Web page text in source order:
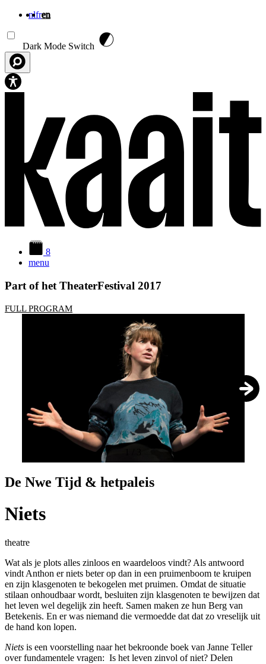
nlfren
Dark Mode Switch
8
menu
Part of het TheaterFestival 2017
FULL PROGRAM
De Nwe Tijd & hetpaleis
Niets
theatre
Wat als je plots alles zinloos en waardeloos vindt? Als antwoord
vindt Anthon er niets beter op dan in een pruimenboom te kruipen
en zijn klasgenoten te bekogelen met pruimen. Omdat de situatie
stilaan onhoudbaar wordt, besluiten zijn klasgenoten te bewijzen dat
het leven wel degelijk zin heeft. Samen maken ze hun Berg van
Betekenis. En er was niemand die vermoedde dat dat zo vreselijk uit
de hand kon lopen.
Niets is een voorstelling naar het bekroonde boek van Janne Teller
over fundamentele vragen: Is het leven zinvol of niet? Delen